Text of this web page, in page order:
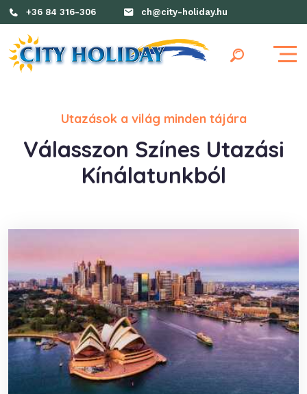
+36 84 316-306 ch@city-holiday.hu
Utazások a világ minden tájára
Válasszon Színes Utazási
Kínálatunkból